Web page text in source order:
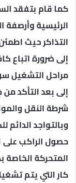
كما قام بتفقد
الرئيسية وأرصفة
التذاكر حيث
إلى ضرورة اتباع
مراحل التشغيل
إلى بعد التأكد
شرطة النقل
وبالتواجد
حصول الراكب على
المتحركة الخاصة
كار التي يتم